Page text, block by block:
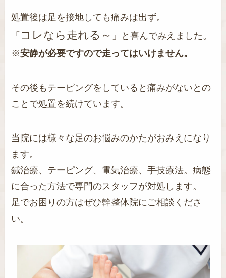
処置後は足を接地しても痛みは出ず。
「 コレなら走れる～ 」と喜んでみえました。
※安静が必要ですので走ってはいけません。
その後もテーピングをしていると痛みがないとの
ことで処置を続けています。
当院には様々な足のお悩みのかたがおみえになり
ます。
鍼治療、テーピング、電気治療、手技療法。病態
に合った方法で専門のスタッフが対処します。
足でお困りの方はぜひ幹整体院にご相談くださ
い。